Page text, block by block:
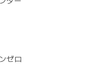
ゼロ